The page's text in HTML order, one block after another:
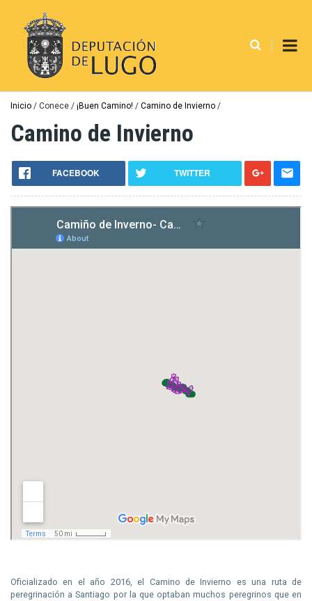
contenido
principal
Ruta
de
Inicio Conece ¡Buen Camino! Camino de Invierno
Camino de Invierno
FACEBOOK TWITTER
Oficializado en el año 2016, el Camino de Invierno es una ruta de
peregrinación a Santiago por la que optaban muchos peregrinos que en